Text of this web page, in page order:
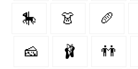
🎠 👗 🥖
🧀 🩰 👬